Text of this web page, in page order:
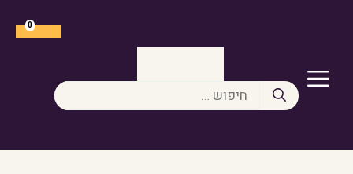
חיפוש:
0
תפריט